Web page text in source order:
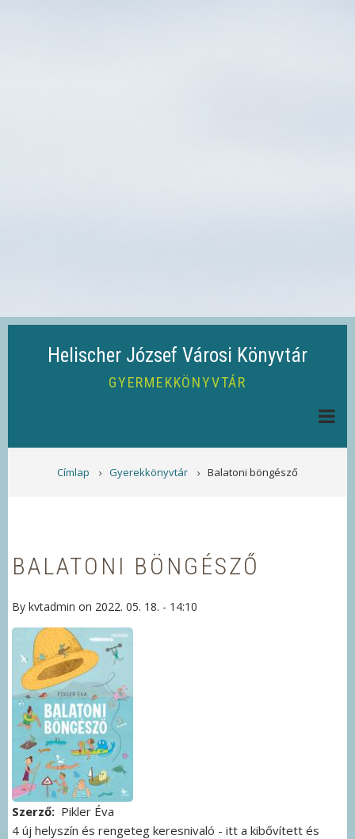
Helischer József Városi Könyvtár
GYERMEKKÖNYVTÁR
MORZSA
Címlap Gyerekkönyvtár Balatoni böngésző
BALATONI BÖNGÉSZŐ
By kvtadmin on 2022. 05. 18. - 14:10
Szerző
Pikler Éva
4 új helyszín és rengeteg keresnivaló - itt a kibővített és